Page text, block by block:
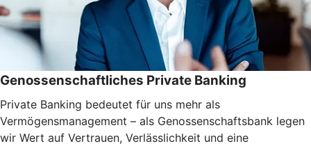
Genossenschaftliches Private Banking
Private Banking bedeutet für uns mehr als
Vermögensmanagement – als Genossenschaftsbank legen
wir Wert auf Vertrauen, Verlässlichkeit und eine